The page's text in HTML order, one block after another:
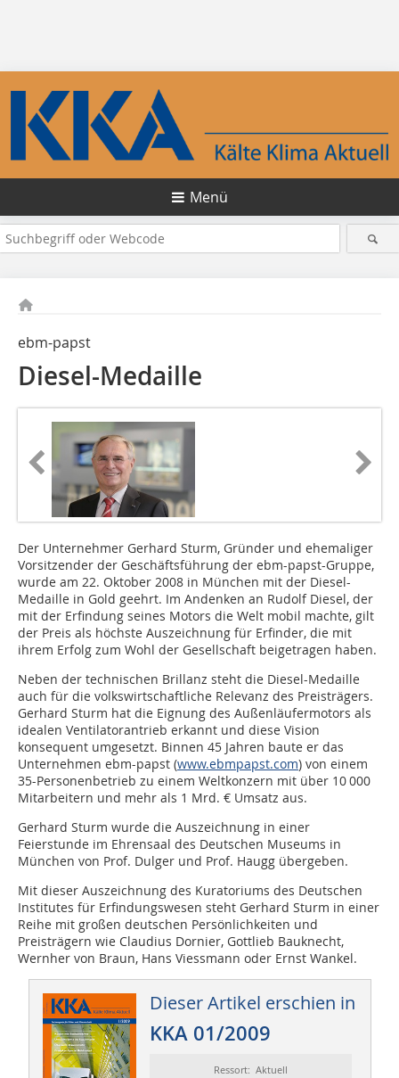
Menü
ebm-papst
Diesel-Medaille
Der Unternehmer Gerhard Sturm, Gründer und ehemaliger
Vorsitzender der Geschäftsführung der ebm-papst-Gruppe,
wurde am 22. Oktober 2008 in München mit der Diesel-
Medaille in Gold geehrt. Im Andenken an Rudolf Diesel, der
mit der Erfindung seines Motors die Welt mobil machte, gilt
der Preis als höchste Auszeichnung für Erfinder, die mit
ihrem Erfolg zum Wohl der Gesellschaft beigetragen haben.
Neben der technischen Brillanz steht die Diesel-Medaille
auch für die volkswirtschaftliche Relevanz des Preisträgers.
Gerhard Sturm hat die Eignung des Außenläufermotors als
idealen Ventilatorantrieb erkannt und diese Vision
konsequent umgesetzt. Binnen 45 Jahren baute er das
Unternehmen ebm-papst (www.ebmpapst.com) von einem
35-Personenbetrieb zu einem Weltkonzern mit über 10 000
Mitarbeitern und mehr als 1 Mrd. € Umsatz aus.
Gerhard Sturm wurde die Auszeichnung in einer
Feierstunde im Ehrensaal des Deutschen Museums in
München von Prof. Dulger und Prof. Haugg übergeben.
Mit dieser Auszeichnung des Kuratoriums des Deutschen
Institutes für Erfindungswesen steht Gerhard Sturm in einer
Reihe mit großen deutschen Persönlichkeiten und
Preisträgern wie Claudius Dornier, Gottlieb Bauknecht,
Wernher von Braun, Hans Viessmann oder Ernst Wankel.
Dieser Artikel erschien in
KKA 01/2009
Ressort: Aktuell